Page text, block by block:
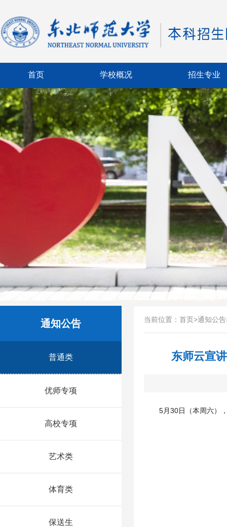
首页 学校概况 招生专业
通知公告
普通类
优师专项
高校专项
艺术类
体育类
保送生
当前位置： 首页>通知公告
东师云宣
5月30日（本周六）